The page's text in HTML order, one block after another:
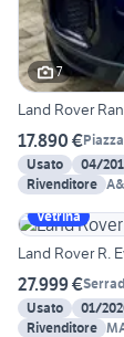
7
Land Rover
17.890 €
Usato
04/
Rivenditore
Vetrina
Land Rover R.
27.999 €
Usato
01/
Rivenditore